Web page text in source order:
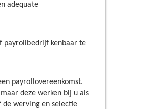
adequate
payrollbedrijf kenbaar te
payrollovereenkomst.
deze werken bij u als
werving en selectie